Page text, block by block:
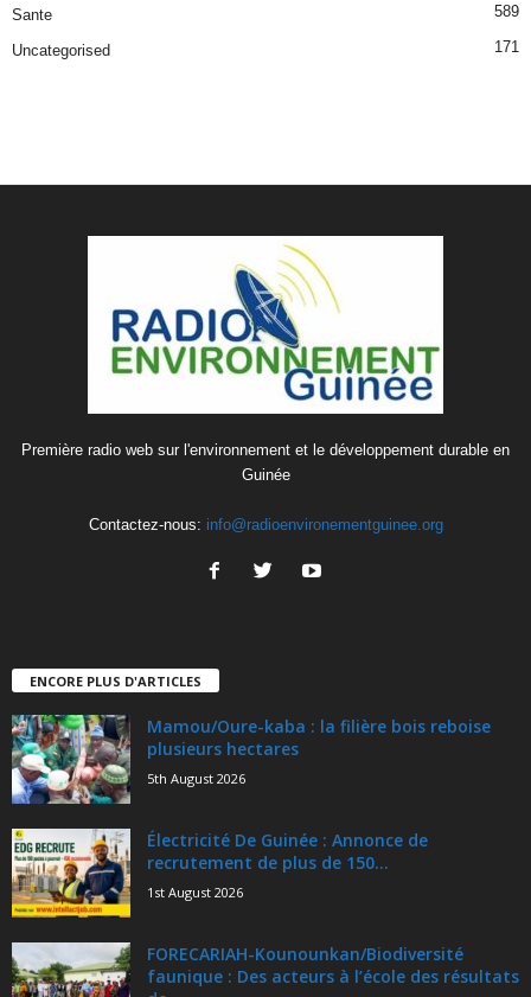
Sante 589
Uncategorised 171
Première radio web sur l'environnement et le développement durable en
Guinée
Contactez-nous: info@radioenvironementguinee.org
ENCORE PLUS D'ARTICLES
Mamou/Oure-kaba : la filière bois reboise
plusieurs hectares
5th August 2026
Électricité De Guinée : Annonce de
recrutement de plus de 150...
1st August 2026
FORECARIAH-Kounounkan/Biodiversité
faunique : Des acteurs à l’école des résultats